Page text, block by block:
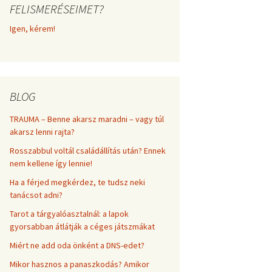
frekvenciákkal
FELISMERÉSEIMET?
Igen, kérem!
BLOG
TRAUMA – Benne akarsz maradni – vagy túl
akarsz lenni rajta?
Rosszabbul voltál családállítás után? Ennek
nem kellene így lennie!
Ha a férjed megkérdez, te tudsz neki
tanácsot adni?
Tarot a tárgyalóasztalnál: a lapok
gyorsabban átlátják a céges játszmákat
Miért ne add oda önként a DNS-edet?
Mikor hasznos a panaszkodás? Amikor